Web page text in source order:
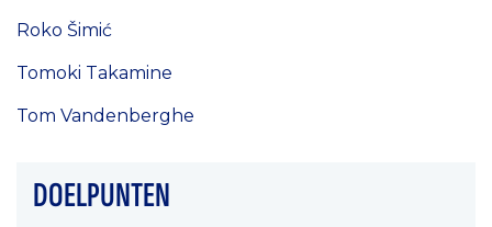
Roko Šimić
Tomoki Takamine
Tom Vandenberghe
DOELPUNTEN